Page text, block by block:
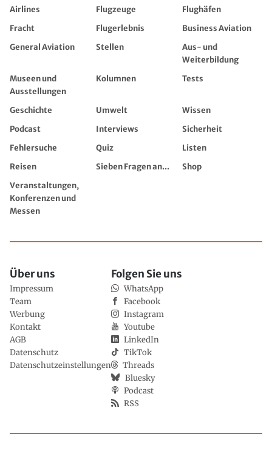
Airlines Flugzeuge
Flughäfen
Fracht
Flugerlebnis
Business Aviation
General Aviation
Stellen
Aus- und
Weiterbildung
Museen und
Ausstellungen
Kolumnen Tests
Geschichte Umwelt
Wissen
Podcast
Interviews
Sicherheit
Fehlersuche
Quiz
Listen
Reisen
Sieben Fragen an...
Shop
Veranstaltungen,
Konferenzen und
Messen
Über uns
Impressum
Team
Werbung
Kontakt
AGB
Datenschutz
Datenschutzeinstellungen
Folgen Sie uns
WhatsApp
Facebook
Instagram
Youtube
LinkedIn
TikTok
Threads
Bluesky
Podcast
RSS